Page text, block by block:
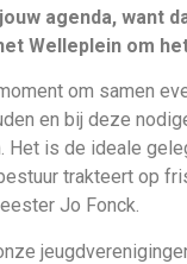
agenda, want
Welleplein om
om samen
en bij deze
is de ideale
trakteert op
Jo Fonck.